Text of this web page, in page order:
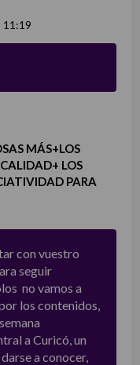
11:19
MÁS+LOS
LOS
PARA
con vuestro
seguir
no vamos a
los contenidos,
a Curicó, un
a conocer,